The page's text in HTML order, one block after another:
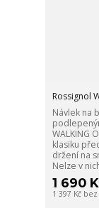
Rossignol
Návlek na
WALKING
klasiku
držení na
Nelze v
1 690
1 397 Kč bez